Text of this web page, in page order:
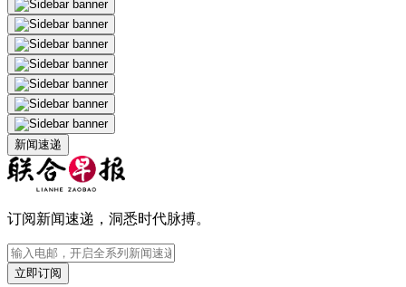
新闻速递
订阅新闻速递，洞悉时代脉搏。
立即订阅